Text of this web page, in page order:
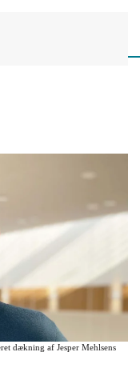
dækning af Jesper Mehlsens